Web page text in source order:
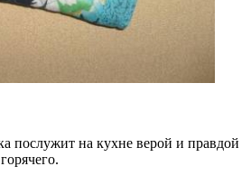
послужит на кухне верой и правдой